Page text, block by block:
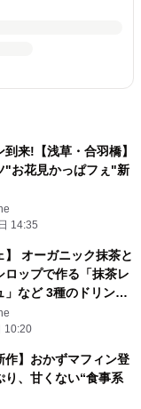
来!【浅草・合羽橋】
"お花見かっぱフぇ"新
14:35
】 オーガニック抹茶と
ロップで作る「抹茶レ
」など 3種のドリンク
年7月7日(月)より季
始！
10:20
作】おかずマフィン登
り、甘くない“食事系